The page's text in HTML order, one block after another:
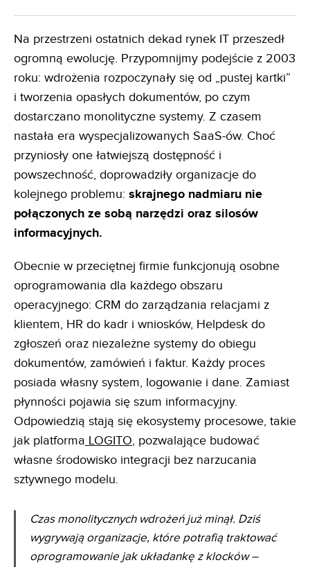
Na przestrzeni ostatnich dekad rynek IT przeszedł
ogromną ewolucję. Przypomnijmy podejście z 2003
roku: wdrożenia rozpoczynały się od „pustej kartki”
i tworzenia opasłych dokumentów, po czym
dostarczano monolityczne systemy. Z czasem
nastała era wyspecjalizowanych SaaS-ów. Choć
przyniosły one łatwiejszą dostępność i
powszechność, doprowadziły organizacje do
kolejnego problemu: skrajnego nadmiaru nie
połączonych ze sobą narzędzi oraz silosów
informacyjnych.
Obecnie w przeciętnej firmie funkcjonują osobne
oprogramowania dla każdego obszaru
operacyjnego: CRM do zarządzania relacjami z
klientem, HR do kadr i wniosków, Helpdesk do
zgłoszeń oraz niezależne systemy do obiegu
dokumentów, zamówień i faktur. Każdy proces
posiada własny system, logowanie i dane. Zamiast
płynności pojawia się szum informacyjny.
Odpowiedzią stają się ekosystemy procesowe, takie
jak platforma LOGITO, pozwalające budować
własne środowisko integracji bez narzucania
sztywnego modelu.
Czas monolitycznych wdrożeń już minął. Dziś
wygrywają organizacje, które potrafią traktować
oprogramowanie jak układankę z klocków –